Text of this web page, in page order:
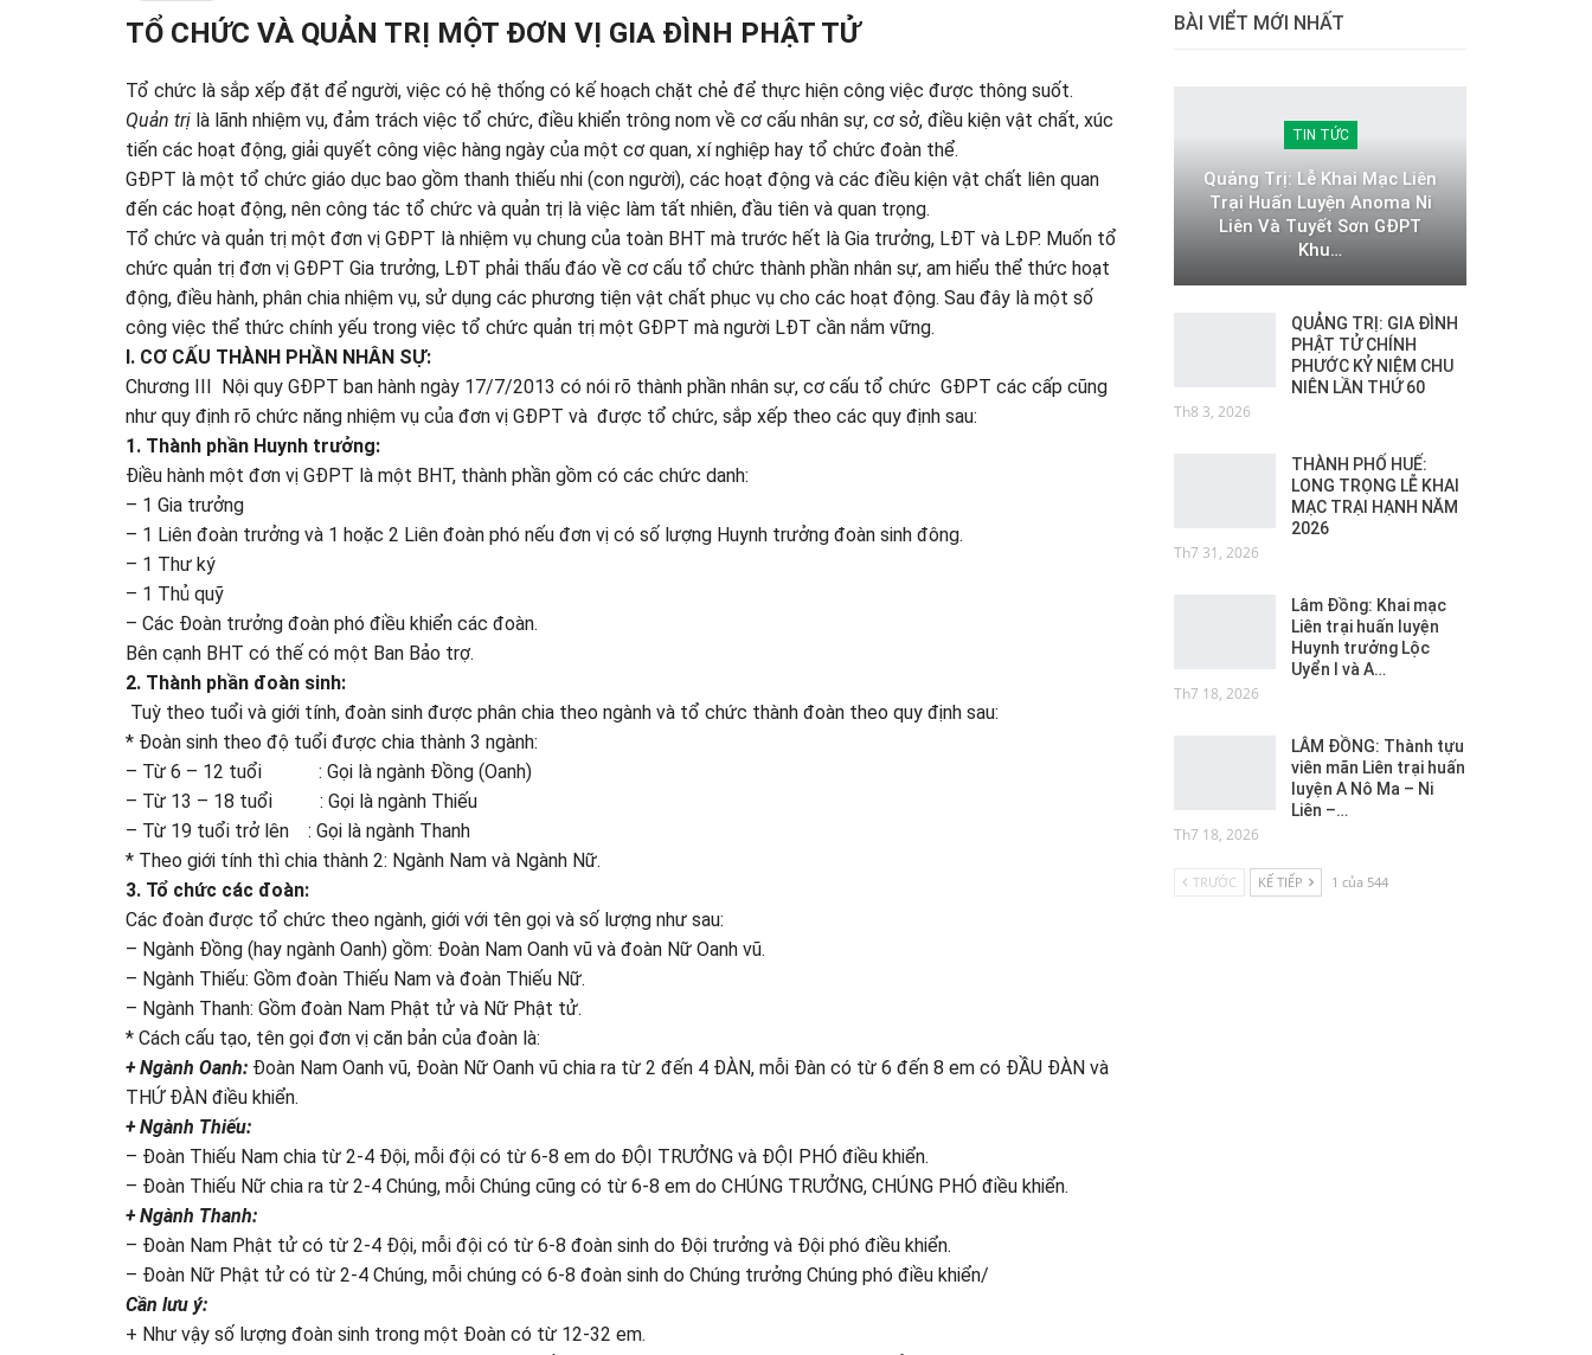
TỔ CHỨC VÀ QUẢN TRỊ MỘT ĐƠN VỊ GIA ĐÌNH PHẬT TỬ
Tổ chức là sắp xếp đặt để người, việc có hệ thống có kế hoạch chặt chẻ để thực hiện công việc được thông suốt.
Quản trị là lãnh nhiệm vụ, đảm trách việc tổ chức, điều khiển trông nom về cơ cấu nhân sự, cơ sở, điều kiện vật chất, xúc
tiến các hoạt động, giải quyết công việc hàng ngày của một cơ quan, xí nghiệp hay tổ chức đoàn thể.
GĐPT là một tổ chức giáo dục bao gồm thanh thiếu nhi (con người), các hoạt động và các điều kiện vật chất liên quan
đến các hoạt động, nên công tác tổ chức và quản trị là việc làm tất nhiên, đầu tiên và quan trọng.
Tổ chức và quản trị một đơn vị GĐPT là nhiệm vụ chung của toàn BHT mà trước hết là Gia trưởng, LĐT và LĐP. Muốn tổ
chức quản trị đơn vị GĐPT Gia trưởng, LĐT phải thấu đáo về cơ cấu tổ chức thành phần nhân sự, am hiểu thể thức hoạt
động, điều hành, phân chia nhiệm vụ, sử dụng các phương tiện vật chất phục vụ cho các hoạt động. Sau đây là một số
công việc thể thức chính yếu trong việc tổ chức quản trị một GĐPT mà người LĐT cần nắm vững.
I. CƠ CẤU THÀNH PHẦN NHÂN SỰ:
Chương III Nội quy GĐPT ban hành ngày 17/7/2013 có nói rõ thành phần nhân sự, cơ cấu tổ chức GĐPT các cấp cũng
như quy định rõ chức năng nhiệm vụ của đơn vị GĐPT và được tổ chức, sắp xếp theo các quy định sau:
1. Thành phần Huynh trưởng:
Điều hành một đơn vị GĐPT là một BHT, thành phần gồm có các chức danh:
– 1 Gia trưởng
– 1 Liên đoàn trưởng và 1 hoặc 2 Liên đoàn phó nếu đơn vị có số lượng Huynh trưởng đoàn sinh đông.
– 1 Thư ký
– 1 Thủ quỹ
– Các Đoàn trưởng đoàn phó điều khiển các đoàn.
Bên cạnh BHT có thế có một Ban Bảo trợ.
2. Thành phần đoàn sinh:
Tuỳ theo tuổi và giới tính, đoàn sinh được phân chia theo ngành và tổ chức thành đoàn theo quy định sau:
* Đoàn sinh theo độ tuổi được chia thành 3 ngành:
– Từ 6 – 12 tuổi : Gọi là ngành Đồng (Oanh)
– Từ 13 – 18 tuổi : Gọi là ngành Thiếu
– Từ 19 tuổi trở lên : Gọi là ngành Thanh
* Theo giới tính thì chia thành 2: Ngành Nam và Ngành Nữ.
3. Tổ chức các đoàn:
Các đoàn được tổ chức theo ngành, giới với tên gọi và số lượng như sau:
– Ngành Đồng (hay ngành Oanh) gồm: Đoàn Nam Oanh vũ và đoàn Nữ Oanh vũ.
– Ngành Thiếu: Gồm đoàn Thiếu Nam và đoàn Thiếu Nữ.
– Ngành Thanh: Gồm đoàn Nam Phật tử và Nữ Phật tử.
* Cách cấu tạo, tên gọi đơn vị căn bản của đoàn là:
+ Ngành Oanh: Đoàn Nam Oanh vũ, Đoàn Nữ Oanh vũ chia ra từ 2 đến 4 ĐÀN, mỗi Đàn có từ 6 đến 8 em có ĐẦU ĐÀN và
THỨ ĐÀN điều khiển.
+ Ngành Thiếu:
– Đoàn Thiếu Nam chia từ 2-4 Đội, mỗi đội có từ 6-8 em do ĐỘI TRƯỞNG và ĐỘI PHÓ điều khiển.
– Đoàn Thiếu Nữ chia ra từ 2-4 Chúng, mỗi Chúng cũng có từ 6-8 em do CHÚNG TRƯỞNG, CHÚNG PHÓ điều khiển.
+ Ngành Thanh:
– Đoàn Nam Phật tử có từ 2-4 Đội, mỗi đội có từ 6-8 đoàn sinh do Đội trưởng và Đội phó điều khiển.
– Đoàn Nữ Phật tử có từ 2-4 Chúng, mỗi chúng có 6-8 đoàn sinh do Chúng trưởng Chúng phó điều khiển/
Cần lưu ý:
+ Như vậy số lượng đoàn sinh trong một Đoàn có từ 12-32 em.
BÀI VIỂT MỚI NHẤT
TIN TỨC
Quảng Trị: Lễ Khai Mạc Liên
Trại Huấn Luyện Anoma Ni
Liên Và Tuyết Sơn GĐPT
Khu…
QUẢNG TRỊ: GIA ĐÌNH
PHẬT TỬ CHÍNH
PHƯỚC KỶ NIỆM CHU
NIÊN LẦN THỨ 60
Th8 3, 2026
THÀNH PHỐ HUẾ:
LONG TRỌNG LỄ KHAI
MẠC TRẠI HẠNH NĂM
2026
Th7 31, 2026
Lâm Đồng: Khai mạc
Liên trại huấn luyện
Huynh trưởng Lộc
Uyển I và A…
Th7 18, 2026
LÂM ĐỒNG: Thành tựu
viên mãn Liên trại huấn
luyện A Nô Ma – Ni
Liên –…
Th7 18, 2026
TRƯỚC KẾ TIẾP 1 của 544